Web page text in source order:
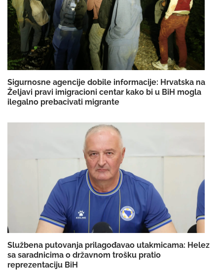
Sigurnosne agencije dobile informacije: Hrvatska na
Željavi pravi imigracioni centar kako bi u BiH mogla
ilegalno prebacivati migrante
Službena putovanja prilagođavao utakmicama: Helez
sa saradnicima o državnom trošku pratio
reprezentaciju BiH